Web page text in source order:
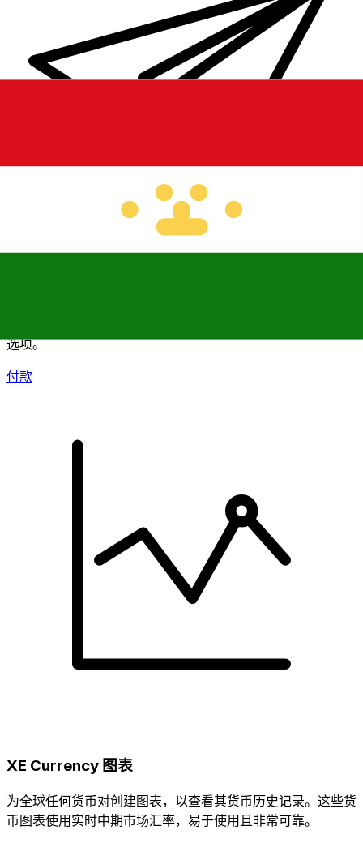
选项。
付款
XE Currency 图表
为全球任何货币对创建图表，以查看其货币历史记录。这些货
币图表使用实时中期市场汇率，易于使用且非常可靠。